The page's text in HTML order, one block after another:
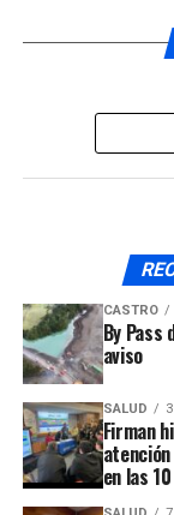
ARTÍCULOS
Deficiencias
Fue encontrado
CASTRO
By Pass
aviso
SALUD
Firman
en las